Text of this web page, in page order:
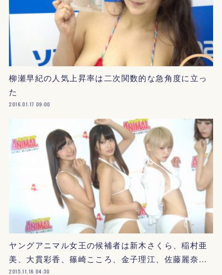
柳瀬早紀の人気上昇率は二次関数的な急角度に立っ
た
2016.01.17 09:00
ヤングアニマル女王の候補者は新木さくら、稲村亜
美、大貫彩香、篠崎こころ、金子理江、佐藤麗奈…
2015.11.16 04:30